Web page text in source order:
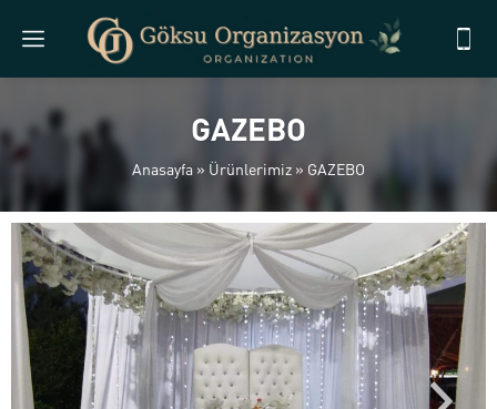
GAZEBO
Anasayfa » Ürünlerimiz » GAZEBO